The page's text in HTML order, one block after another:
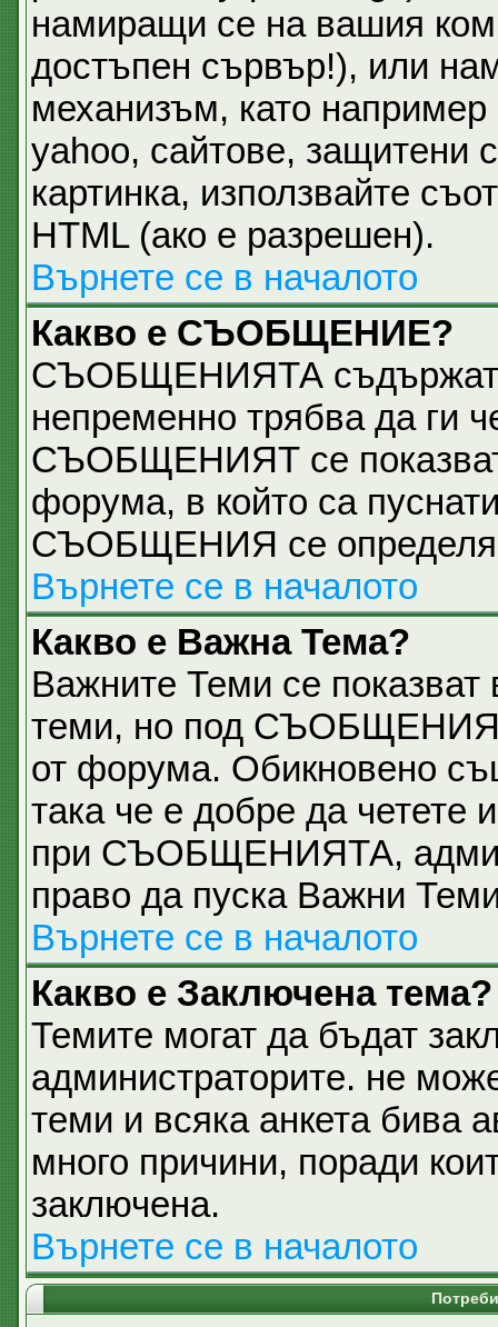
намиращи се на вашия
достъпен сървър!), или
механизъм, като
yahoo, сайтове, защитени
картинка, използвайте
HTML (ако е разрешен).
Върнете се в началото
Какво е СЪОБЩЕНИЕ?
СЪОБЩЕНИЯТА съдържат
непременно трябва да ги
СЪОБЩЕНИЯТ се показват
форума, в който са
СЪОБЩЕНИЯ се определя
Върнете се в началото
Какво е Важна Тема?
Важните Теми се
теми, но под
от форума. Обикновено
така че е добре да четете
при СЪОБЩЕНИЯТА,
право да пуска Важни
Върнете се в началото
Какво е Заключена тема?
Темите могат да бъдат
администраторите. не
теми и всяка анкета бива
много причини, поради
заключена.
Върнете се в началото